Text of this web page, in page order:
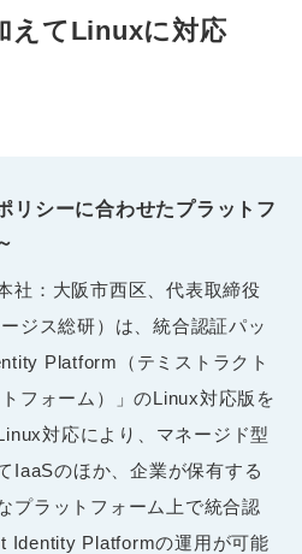
えてLinuxに対応
リシーに合わせたプラットフ
社：大阪市西区、代表取締役
ジス総研）は、統合認証パッ
Platform（テミストラクト
フォーム）」のLinux対応版を
対応により、マネージド型
IaaSのほか、企業が保有する
プラットフォーム上で統合認
Identity Platformの運用が可能